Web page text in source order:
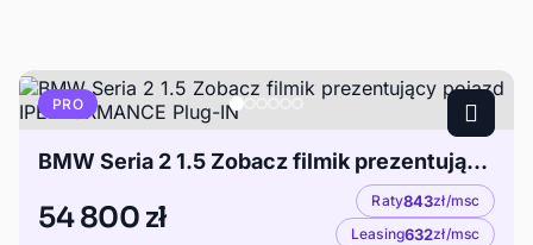
PRO
BMW Seria 2 1.5 Zobacz filmik prezentujący pojazd IPERFORMANCE Plug-IN
54 800 zł Raty843zł/msc
Leasing632zł/msc